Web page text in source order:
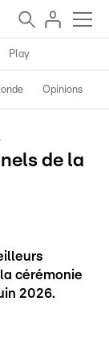
Play
Opinions
de la
cérémonie
2026.